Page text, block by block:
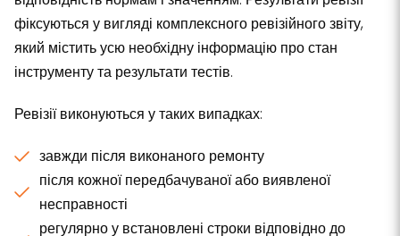
фіксуються у вигляді комплексного ревізійного звіту,
який містить усю необхідну інформацію про стан
інструменту та результати тестів.
Ревізії виконуються у таких випадках:
завжди після виконаного ремонту
після кожної передбачуваної або виявленої
несправності
регулярно у встановлені строки відповідно до